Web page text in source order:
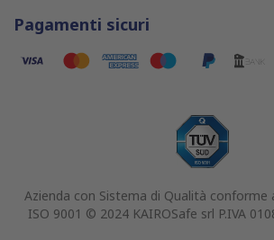
Pagamenti sicuri
Azienda con Sistema di Qualità conforme
ISO 9001 © 2024 KAIROSafe srl P.IVA